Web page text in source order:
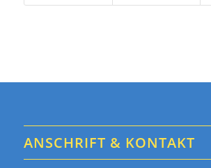
ANSCHRIFT & KONTAKT